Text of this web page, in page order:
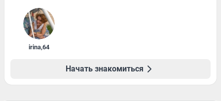
irina,64
Начать знакомиться